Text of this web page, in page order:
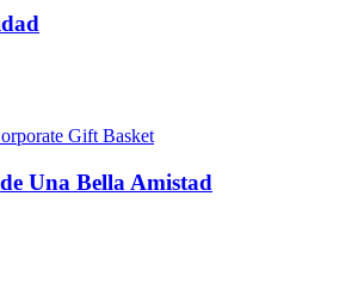
Una Bella Amistad